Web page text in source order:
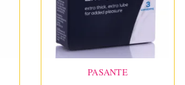
PASANTE